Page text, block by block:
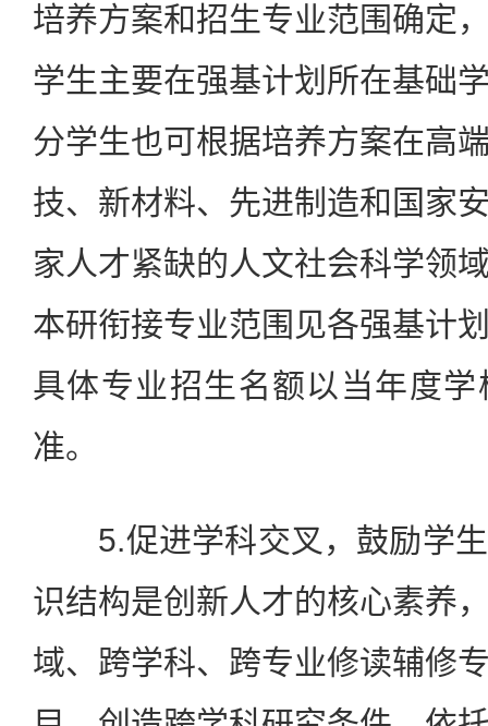
培养方案和招生专业范围确定
学生主要在强基计划所在基础
分学生也可根据培养方案在高
技、新材料、先进制造和国家
家人才紧缺的人文社会科学领
本研衔接专业范围见各强基计
具体专业招生名额以当年度
准。
5.促进学科交叉，鼓励学生
识结构是创新人才的核心素养
域、跨学科、跨专业修读辅修